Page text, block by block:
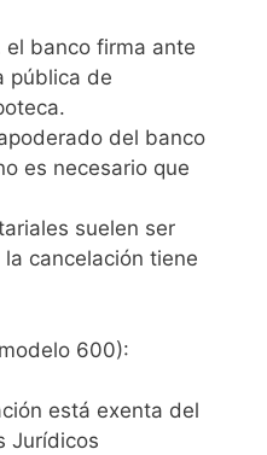
banco firma ante
pública de
del banco
es necesario que
suelen ser
cancelación tiene
600):
está exenta del
Jurídicos